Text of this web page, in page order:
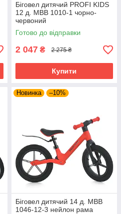
Біговел дитячий PROFI KIDS
12 д. MBB 1010-1 чорно-
червоний
Готово до відправки
2 047 ₴ 2 275 ₴
Купити
Новинка –10%
Біговел дитячий 14 д. MBB
1046-12-3 нейлон рама